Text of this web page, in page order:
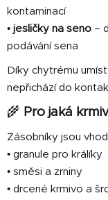
kontaminací
• jesličky na seno –
podávání sena
Díky chytrému
nepřichází do
🌾 Pro jaká
Zásobníky jsou
• granule pro králíky
• směsi a zrniny
• drcené krmivo a